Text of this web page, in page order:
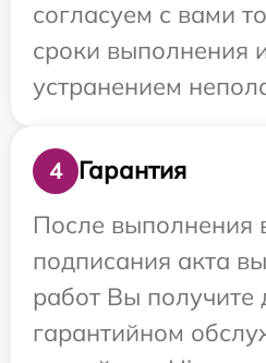
согласуем с вами
сроки выполнения
устранением
4
Гарантия
После выполнения
подписания акта
работ Вы получите
гарантийном